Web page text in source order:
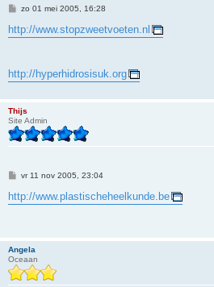
B
r
i
zo 01 mei 2005, 16:28
http://www.stopzweetvoeten.nl
http://hyperhidrosisuk.org
Thijs
Site Admin
B
r
i
vr 11 nov 2005, 23:04
http://www.plastischeheelkunde.be
Angela
Oceaan